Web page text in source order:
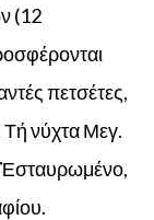
(12
πετσέτες,
νύχτα Μεγ.
Ἐσταυρωμένο,